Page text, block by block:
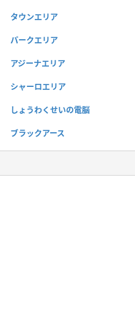
タウンエリア
パークエリア
アジーナエリア
シャーロエリア
しょうわくせいの電脳
ブラックアース